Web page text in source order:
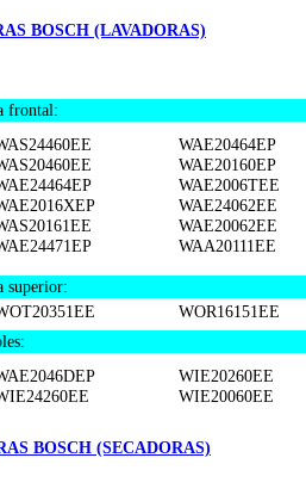
BOSCH (LAVADORAS)
frontal:
WAE20464EP
WAE20160EP
WAE2006TEE
WAE24062EE
WAE20062EE
WAA20111EE
superior:
WOR16151EE
WIE20260EE
WIE20060EE
BOSCH (SECADORAS)